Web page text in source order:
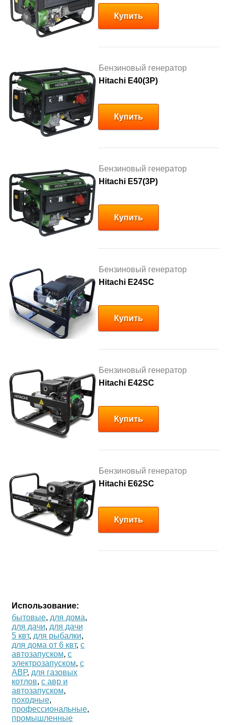
Купить
Бензиновый генератор
Hitachi E40(3P)
Купить
Бензиновый генератор
Hitachi E57(3P)
Купить
Бензиновый генератор
Hitachi E24SC
Купить
Бензиновый генератор
Hitachi E42SC
Купить
Бензиновый генератор
Hitachi E62SC
Купить
Использование:
бытовые, для дома,
для дачи, для дачи
5 квт, для рыбалки,
для дома от 6 квт, с
автозапуском, с
электрозапуском, с
АВР, для газовых
котлов, с авр и
автозапуском,
походные,
профессиональные,
промышленные